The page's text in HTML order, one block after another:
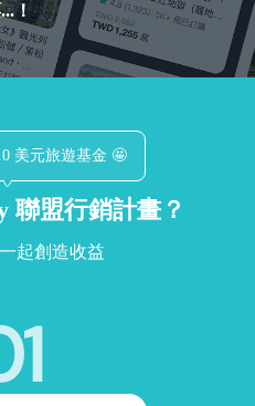
！
美元旅遊基金 🤩
聯盟行銷計畫？
起創造收益